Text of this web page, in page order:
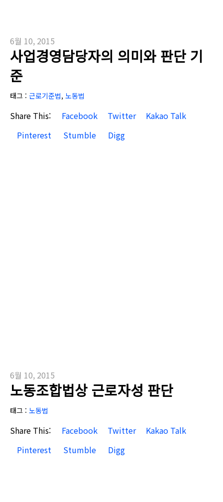
6월 10, 2015
사업경영담당자의 의미와 판단 기
준
태그 : 근로기준법, 노동법
Share This: Facebook Twitter
Kakao Talk
Pinterest
Stumble Digg
6월 10, 2015
노동조합법상 근로자성 판단
태그 : 노동법
Share This: Facebook Twitter
Kakao Talk
Pinterest
Stumble Digg